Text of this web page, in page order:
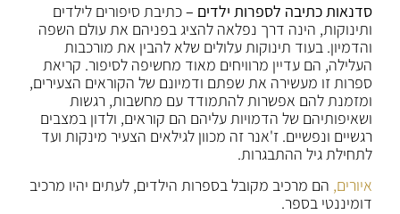
סדנאות כתיבה לספרות ילדים –כתיבת סיפורים לילדים
ותינוקות, הינה דרך נפלאה להציג בפניהם את עולם השפה
והדמיון. בעוד תינוקות עלולים שלא להבין את מורכבות
העלילה, הם עדיין מרוויחים מאוד מחשיפה לסיפור. קריאת
ספרות זו מעשירה את שפתם ודמיונם של הקוראים הצעירים,
ומזמנת להם אפשרות להתמודד עם מחשבות, רגשות
ושאיפותיהם של הדמויות עליהם הם קוראים, ולדון במצבים
רגשיים ונפשיים. ז'אנר זה מכוון לגילאים הצעיר מינקות ועד
לתחילת גיל ההתבגרות.
איורים, הם מרכיב מקובל בספרות הילדים, לעתים יהיו מרכיב
דומיננטי בספר.